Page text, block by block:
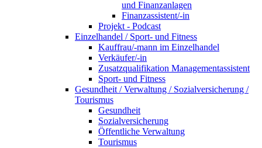
und Finanzanlagen
Finanzassistent/-in
Projekt - Podcast
Einzelhandel / Sport- und Fitness
Kauffrau/-mann im Einzelhandel
Verkäufer/-in
Zusatzqualifikation Managementassistent
Sport- und Fitness
Gesundheit / Verwaltung / Sozialversicherung /
Tourismus
Gesundheit
Sozialversicherung
Öffentliche Verwaltung
Tourismus